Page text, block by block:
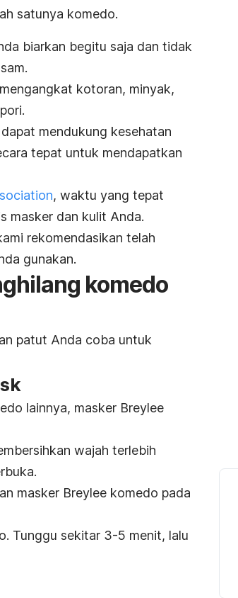
satunya komedo.
biarkan begitu saja dan tidak
kotoran, minyak,
mendukung kesehatan
tepat untuk mendapatkan
, waktu yang tepat
masker dan kulit Anda.
rekomendasikan telah
gunakan.
komedo
patut Anda coba untuk
lainnya, masker Breylee
wajah terlebih
masker Breylee komedo pada
Tunggu sekitar 3-5 menit, lalu